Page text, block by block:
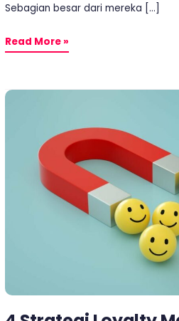
Sebagian besar dari mereka […]
Read More »
4
Marketing
Mempertahankan